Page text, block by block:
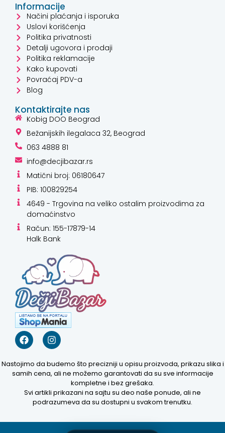
Informacije
Načini plaćanja i isporuka
Uslovi korišćenja
Politika privatnosti
Detalji ugovora i prodaji
Politika reklamacije
Kako kupovati
Povraćaj PDV-a
Blog
Kontaktirajte nas
Kobig DOO Beograd
Bežanijskih ilegalaca 32, Beograd
063 4888 81
info@decjibazar.rs
Matični broj: 06180647
PIB: 100829254
4649 - Trgovina na veliko ostalim proizvodima za
domaćinstvo
Račun: 155-17879-14
Halk Bank
Nastojimo da budemo što precizniji u opisu proizvoda, prikazu slika i
samih cena, ali ne možemo garantovati da su sve informacije
kompletne i bez grešaka.
Svi artikli prikazani na sajtu su deo naše ponude, ali ne
podrazumeva da su dostupni u svakom trenutku.
Kako mogu da
pomognem?
ovom sajtu ili
recite mi kako
mogu da
pomognem.